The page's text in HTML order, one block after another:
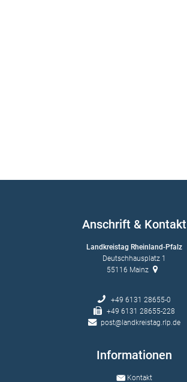
Anschrift & Kontakt
Landkreistag Rheinland-Pfalz
Deutschhausplatz 1
55116 Mainz
+49 6131 28655-0
+49 6131 28655-228
post@landkreistag.rlp.de
Informationen
Kontakt